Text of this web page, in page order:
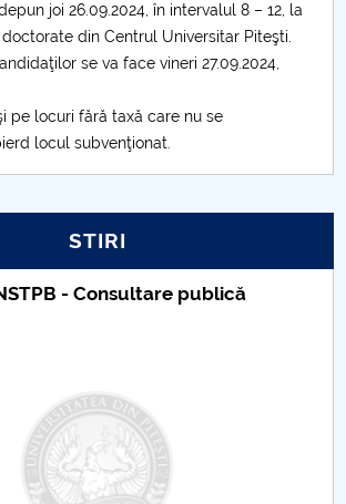
joi 26.09.2024, în intervalul 8 – 12, la
din Centrul Universitar Piteşti.
se va face vineri 27.09.2024,
pe locuri fără taxă care nu se
locul subvenţionat.
STIRI
indexate – Centrul